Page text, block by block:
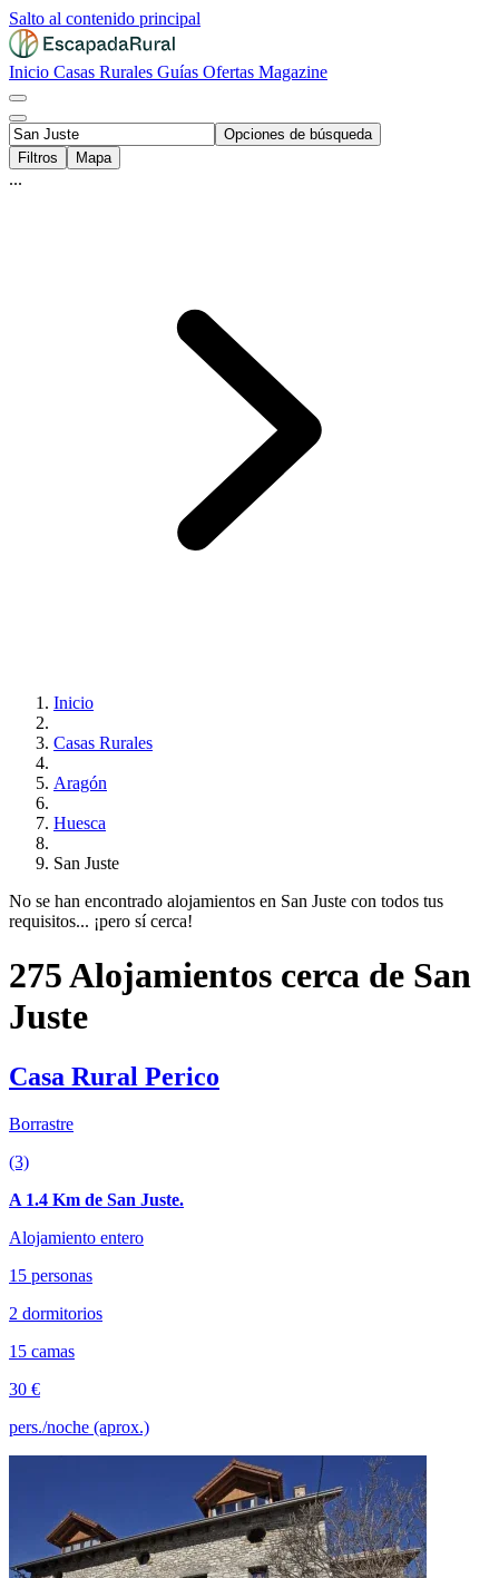
Salto al contenido principal
Inicio Casas Rurales Guías Ofertas Magazine
Opciones de búsqueda
Filtros
Mapa
...
Inicio
Casas Rurales
Aragón
Huesca
San Juste
No se han encontrado alojamientos en San Juste con todos tus
requisitos... ¡pero sí cerca!
275 Alojamientos cerca de San
Juste
Casa Rural Perico
Borrastre
(3)
A 1.4 Km de San Juste.
Alojamiento entero
15 personas
2 dormitorios
15 camas
30 €
pers./noche (aprox.)